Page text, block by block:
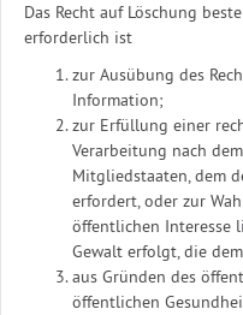
Das Recht auf Löschung
erforderlich ist
zur Ausübung des
Information;
zur Erfüllung einer
Verarbeitung nach
Mitgliedstaaten, dem
erfordert, oder zur
öffentlichen Interesse
Gewalt erfolgt, die
aus Gründen des
öffentlichen